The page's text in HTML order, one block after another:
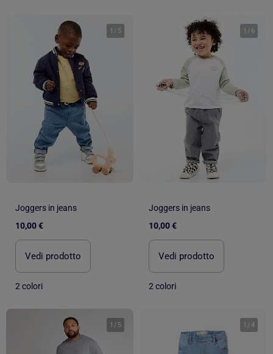
1 / 5
Joggers in jeans
10,00 €
Vedi prodotto
2 colori
1 / 6
Joggers in jeans
10,00 €
Vedi prodotto
2 colori
1 / 5 1 /4